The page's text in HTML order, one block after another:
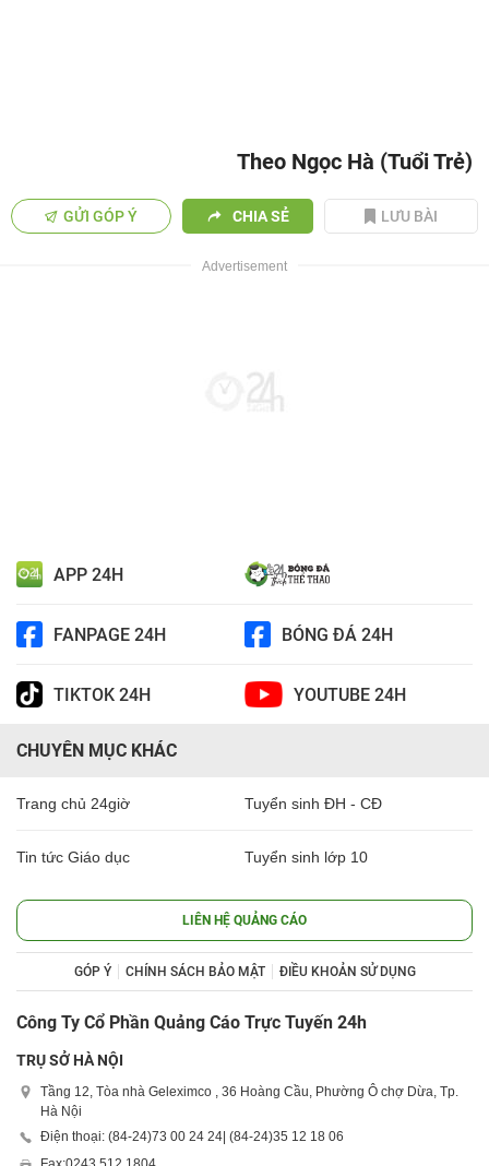
Theo Ngọc Hà (Tuổi Trẻ)
GỬI GÓP Ý CHIA SẺ LƯU BÀI
APP 24H
FANPAGE 24H BÓNG ĐÁ 24H
TIKTOK 24H YOUTUBE 24H
CHUYÊN MỤC KHÁC
Trang chủ 24giờ Tuyển sinh ĐH - CĐ
Tin tức Giáo dục Tuyển sinh lớp 10
LIÊN HỆ QUẢNG CÁO
GÓP Ý CHÍNH SÁCH BẢO MẬT ĐIỀU KHOẢN SỬ DỤNG
Công Ty Cổ Phần Quảng Cáo Trực Tuyến 24h
TRỤ SỞ HÀ NỘI
Tầng 12, Tòa nhà Geleximco , 36 Hoàng Cầu, Phường Ô chợ Dừa, Tp.
Hà Nội
Điện thoại: (84-24)73 00 24 24 | (84-24)35 12 18 06